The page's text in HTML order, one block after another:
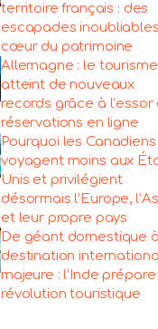
territoire français : des
escapades
cœur du patrimoine
Allemagne : le tourisme
atteint de nouveaux
records grâce à l’essor
réservations en ligne
Pourquoi les Canadiens
voyagent moins aux
Unis et privilégient
désormais l’Europe,
et leur propre pays
De géant domestique à
destination
majeure : l’Inde prépare
révolution touristique